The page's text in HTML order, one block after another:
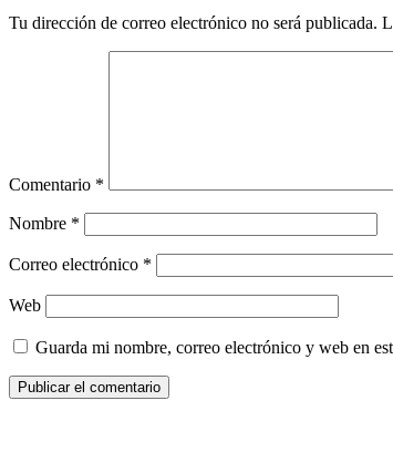
Tu dirección de correo electrónico no será publicada.
Comentario *
Nombre *
Correo electrónico *
Web
Guarda mi nombre, correo electrónico y web en